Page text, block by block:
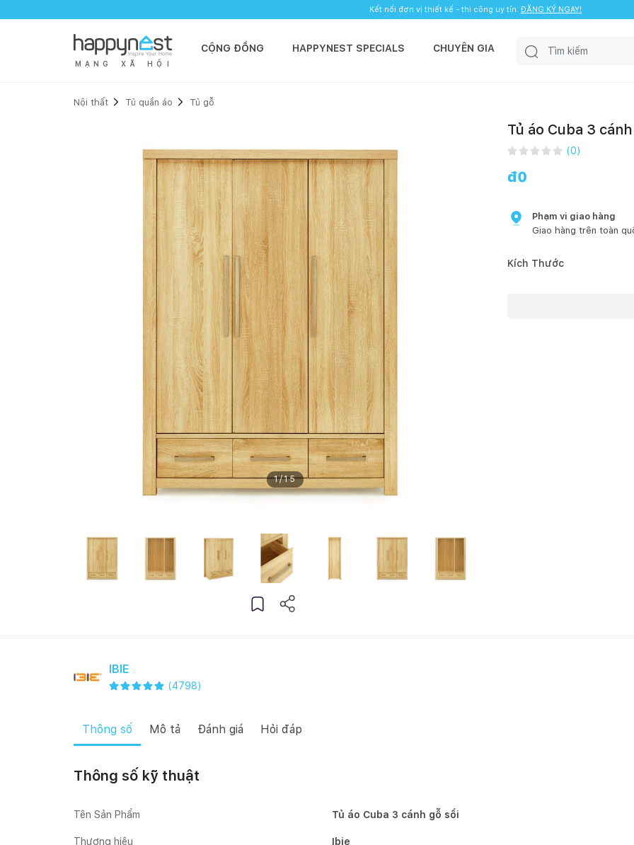
Kết nối đơn vị thiết kế - thi công uy tín. ĐĂNG KÝ NGAY!
M Ạ N G X Ã H Ộ I
CỘNG ĐỒNG HAPPYNEST SPECIALS CHUYÊN GIA
Nội thất Tủ quần áo Tủ gỗ
1/15
Tủ áo Cuba 3
(0)
đ0
Phạm vi giao hàng
Giao hàng trên toàn
Kích Thước
IBIE
(4798)
Thông số Mô tả Đánh giá Hỏi đáp
Thông số kỹ thuật
Tên Sản Phẩm Tủ áo Cuba 3 cánh gỗ sồi
Thương hiệu Ibie